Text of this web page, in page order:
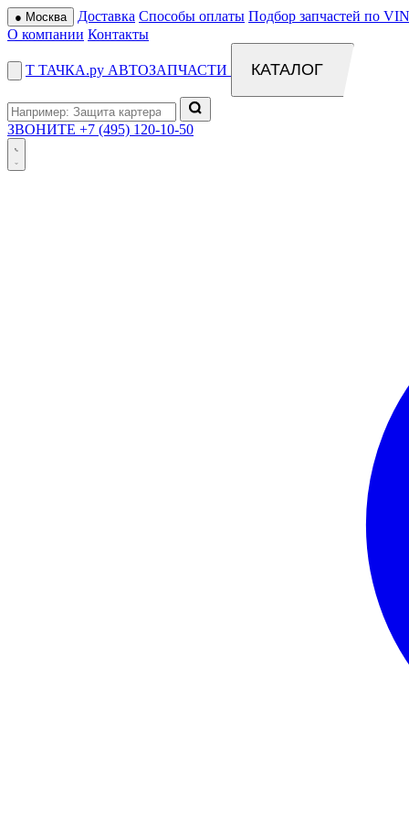
● Москва Доставка Способы оплаты Подбор запчастей по
О компании Контакты
Т ТАЧКА.ру АВТОЗАПЧАСТИ КАТАЛОГ
ЗВОНИТЕ +7 (495) 120-10-50